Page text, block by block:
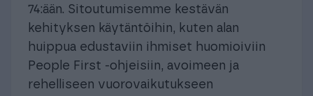
74:ään. Sitoutumisemme kestävän
kehityksen käytäntöihin, kuten alan
huippua edustaviin ihmiset huomioiviin
People First -ohjeisiin, avoimeen ja
rehelliseen vuorovaikutukseen